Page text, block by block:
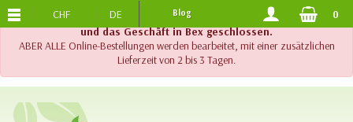
!! Wichtig !! Bis am 20. August 2026 sind der Telefonsupport
und das Geschäft in Bex geschlossen.
ABER ALLE Online-Bestellungen werden bearbeitet, mit einer zusätzlichen
Lieferzeit von 2 bis 3 Tagen.
KOSTENLOSER VERSAND AB 120.-
CHF DE Blog 0